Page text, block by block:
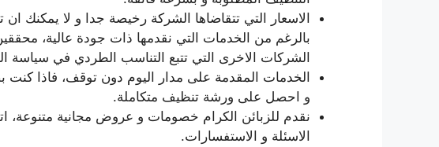
الاسعار التي تتقاضاها الشركة رخيصة جدا و لا
بالرغم من الخدمات التي نقدمها ذات جودة عالية،
الشركات الاخرى التي تتبع التناسب الطردي في سياسة
الخدمات المقدمة على مدار اليوم دون توقف، فاذا
و احصل على ورشة تنظيف متكاملة.
نقدم للزبائن الكرام خصومات و عروض مجانية
الاسئلة و الاستفسارات.